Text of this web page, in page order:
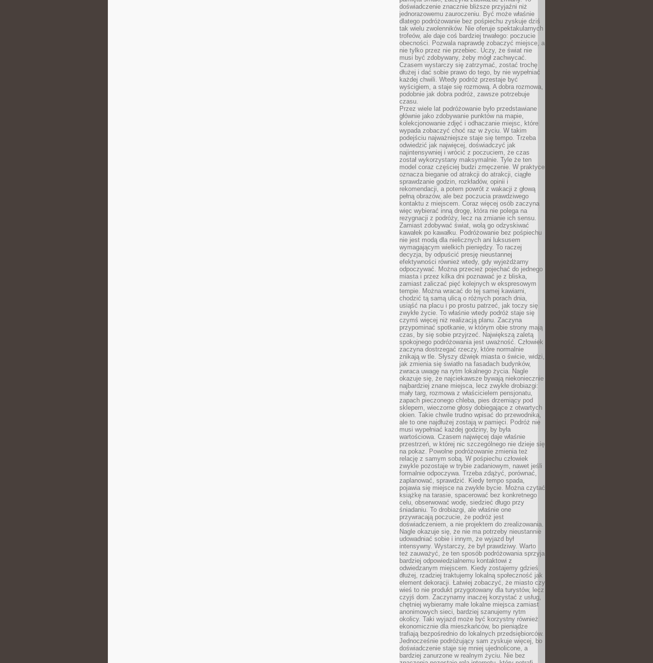
doświadczenie znacznie bliższe przyjaźni niż
jednorazowemu zauroczeniu. Być może właśnie
dlatego podróżowanie bez pośpiechu zyskuje dziś
tak wielu zwolenników. Nie oferuje spektakularnych
trofeów, ale daje coś bardziej trwałego: poczucie
obecności. Pozwala naprawdę zobaczyć miejsce, a
nie tylko przez nie przebiec. Uczy, że świat nie
musi być zdobywany, żeby mógł zachwycać.
Czasem wystarczy się zatrzymać, zostać trochę
dłużej i dać sobie prawo do tego, by nie wypełniać
każdej chwili. Wtedy podróż przestaje być
wyścigiem, a staje się rozmową. A dobra rozmowa,
podobnie jak dobra podróż, zawsze potrzebuje
czasu.
Przez wiele lat podróżowanie było przedstawiane
głównie jako zdobywanie punktów na mapie,
kolekcjonowanie zdjęć i odhaczanie miejsc, które
wypada zobaczyć choć raz w życiu. W takim
podejściu najważniejsze staje się tempo. Trzeba
odwiedzić jak najwięcej, doświadczyć jak
najintensywniej i wrócić z poczuciem, że czas
został wykorzystany maksymalnie. Tyle że ten
model coraz częściej budzi zmęczenie. W praktyce
oznacza bieganie od atrakcji do atrakcji, ciągłe
sprawdzanie godzin, rozkładów, opinii i
rekomendacji, a potem powrót z wakacji z głową
pełną obrazów, ale bez poczucia prawdziwego
kontaktu z miejscem. Coraz więcej osób zaczyna
więc wybierać inną drogę, która nie polega na
rezygnacji z podróży, lecz na zmianie ich sensu.
Zamiast zdobywać świat, wolą go odzyskiwać
kawałek po kawałku. Podróżowanie bez pośpiechu
nie jest modą dla nielicznych ani luksusem
wymagającym wielkich pieniędzy. To raczej
decyzja, by odpuścić presję nieustannej
efektywności również wtedy, gdy wyjeżdżamy
odpoczywać. Można przecież pojechać do jednego
miasta i przez kilka dni poznawać je z bliska,
zamiast zaliczać pięć kolejnych w ekspresowym
tempie. Można wracać do tej samej kawiarni,
chodzić tą samą ulicą o różnych porach dnia,
usiąść na placu i po prostu patrzeć, jak toczy się
zwykłe życie. To właśnie wtedy podróż staje się
czymś więcej niż realizacją planu. Zaczyna
przypominać spotkanie, w którym obie strony mają
czas, by się sobie przyjrzeć. Największą zaletą
spokojnego podróżowania jest uważność. Człowiek
zaczyna dostrzegać rzeczy, które normalnie
znikają w tle. Słyszy dźwięk miasta o świcie, widzi,
jak zmienia się światło na fasadach budynków,
zwraca uwagę na rytm lokalnego życia. Nagle
okazuje się, że najciekawsze bywają niekoniecznie
najbardziej znane miejsca, lecz zwykłe drobiazgi:
mały targ, rozmowa z właścicielem pensjonatu,
zapach pieczonego chleba, pies drzemiący pod
sklepem, wieczorne głosy dobiegające z otwartych
okien. Takie chwile trudno wpisać do przewodnika,
ale to one najdłużej zostają w pamięci. Podróż nie
musi wypełniać każdej godziny, by była
wartościowa. Czasem najwięcej daje właśnie
przestrzeń, w której nic szczególnego nie dzieje się
na pokaz. Powolne podróżowanie zmienia też
relację z samym sobą. W pośpiechu człowiek
zwykle pozostaje w trybie zadaniowym, nawet jeśli
formalnie odpoczywa. Trzeba zdążyć, porównać,
zaplanować, sprawdzić. Kiedy tempo spada,
pojawia się miejsce na zwykłe bycie. Można czytać
książkę na tarasie, spacerować bez konkretnego
celu, obserwować wodę, siedzieć długo przy
śniadaniu. To drobiazgi, ale właśnie one
przywracają poczucie, że podróż jest
doświadczeniem, a nie projektem do zrealizowania.
Nagle okazuje się, że nie ma potrzeby nieustannie
udowadniać sobie i innym, że wyjazd był
intensywny. Wystarczy, że był prawdziwy. Warto
też zauważyć, że ten sposób podróżowania sprzyja
bardziej odpowiedzialnemu kontaktowi z
odwiedzanym miejscem. Kiedy zostajemy gdzieś
dłużej, rzadziej traktujemy lokalną społeczność jak
element dekoracji. Łatwiej zobaczyć, że miasto czy
wieś to nie produkt przygotowany dla turystów, lecz
czyjś dom. Zaczynamy inaczej korzystać z usług,
chętniej wybieramy małe lokalne miejsca zamiast
anonimowych sieci, bardziej szanujemy rytm
okolicy. Taki wyjazd może być korzystny również
ekonomicznie dla mieszkańców, bo pieniądze
trafiają bezpośrednio do lokalnych przedsiębiorców.
Jednocześnie podróżujący sam zyskuje więcej, bo
doświadczenie staje się mniej ujednolicone, a
bardziej zanurzone w realnym życiu. Nie bez